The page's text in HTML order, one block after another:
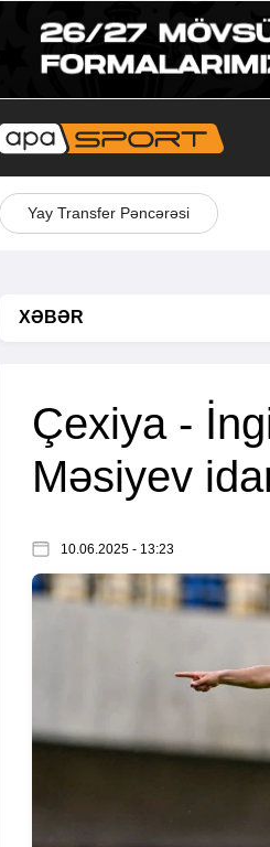
Yay Transfer Pəncərəsi
XƏBƏR
Çexiya -
Məsiyev
10.06.2025 - 13:23